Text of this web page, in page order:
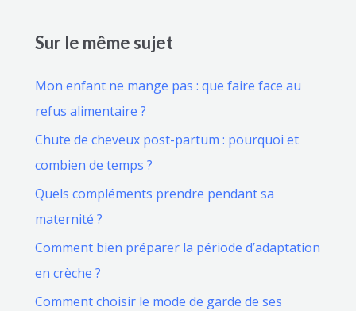
Sur le même sujet
Mon enfant ne mange pas : que faire face au
refus alimentaire ?
Chute de cheveux post-partum : pourquoi et
combien de temps ?
Quels compléments prendre pendant sa
maternité ?
Comment bien préparer la période d’adaptation
en crèche ?
Comment choisir le mode de garde de ses